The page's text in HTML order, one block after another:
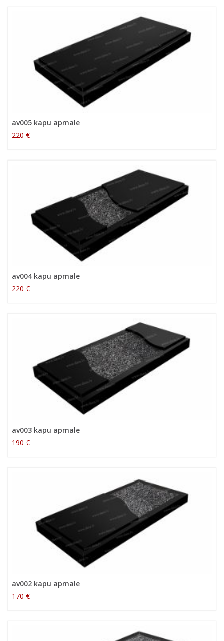
av005 kapu apmale
220 €
av004 kapu apmale
220 €
av003 kapu apmale
190 €
av002 kapu apmale
170 €